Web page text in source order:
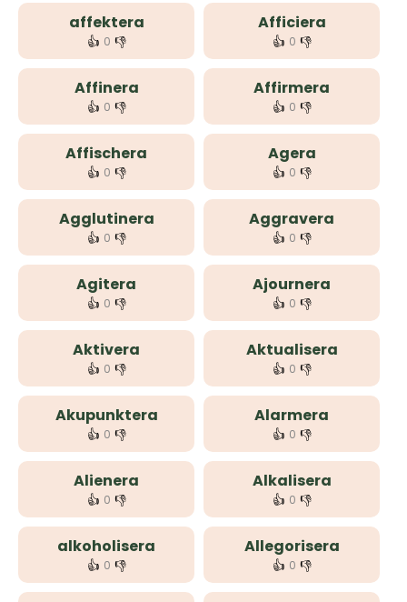
affektera
👍 0 👎
Afficiera
👍 0 👎
Affinera
👍 0 👎
Affirmera
👍 0 👎
Affischera
👍 0 👎
Agera
👍 0 👎
Agglutinera
👍 0 👎
Aggravera
👍 0 👎
Agitera
👍 0 👎
Ajournera
👍 0 👎
Aktivera
👍 0 👎
Aktualisera
👍 0 👎
Akupunktera
👍 0 👎
Alarmera
👍 0 👎
Alienera
👍 0 👎
Alkalisera
👍 0 👎
alkoholisera
👍 0 👎
Allegorisera
👍 0 👎